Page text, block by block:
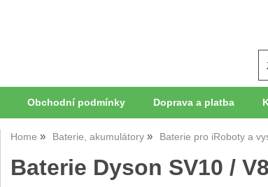
Obchodní podmínky Doprava a platba
Home Baterie, akumulátory Baterie pro iRoboty a
Baterie Dyson SV10 /